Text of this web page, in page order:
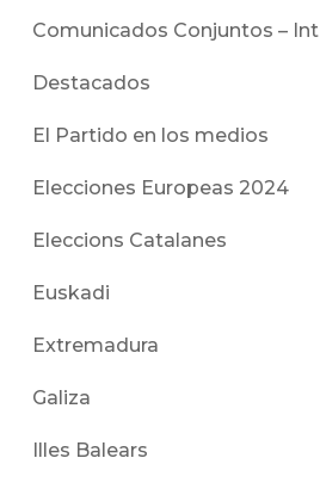
Comunicados Conjuntos – Int
Destacados
El Partido en los medios
Elecciones Europeas 2024
Eleccions Catalanes
Euskadi
Extremadura
Galiza
Illes Balears